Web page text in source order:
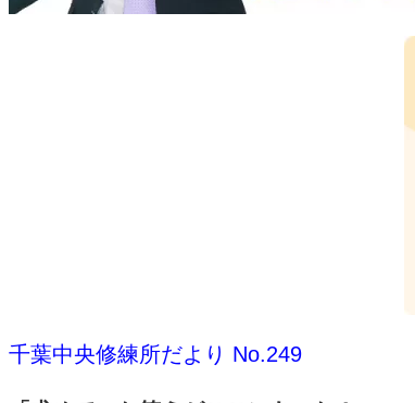
千葉中央修練所だより No.249